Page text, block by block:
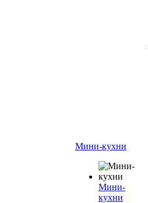
Мини-кухни
Мини-
кухни